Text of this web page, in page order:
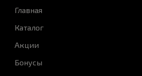
Главная
Каталог
Акции
Бонусы